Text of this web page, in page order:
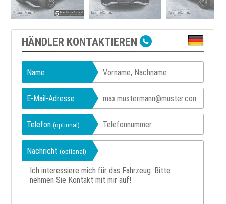
HÄNDLER KONTAKTIEREN
Name
E-Mail-Adresse
Telefon(optional)
Nachricht(optional)